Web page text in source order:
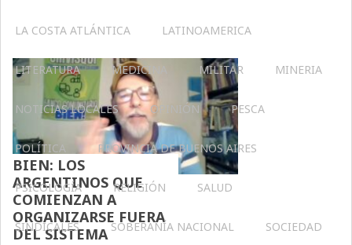
LA COSTA ATLÁNTICA LATINOAMERICA
LITERATURA MEDICINA MILITAR MINERIA
NOTICIAS LOCALES OPINIÓN PESCA
POLÍTICA PROVINCIA DE BUENOS AIRES
PSICOLOGÍA RELIGIÓN SALUD
SINDICALES SOBERANÍA NACIONAL SOCIEDAD
BIEN: LOS
ARGENTINOS QUE
COMIENZAN A
ORGANIZARSE FUERA
DEL SISTEMA